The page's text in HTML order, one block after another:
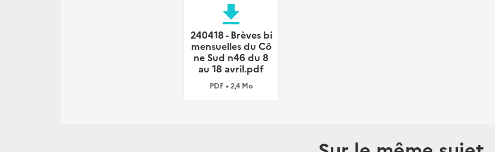
file_download
240418 - Brèves bi
mensuelles du Cô
ne Sud n46 du 8
au 18 avril.pdf
PDF • 2,4 Mo